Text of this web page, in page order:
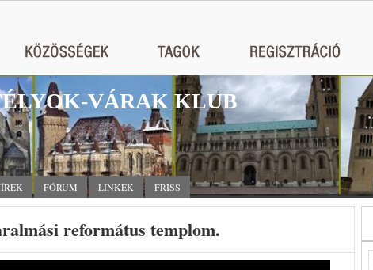
VÁRAK KLUB
FÓRUM LINKEK FRISS
református templom.